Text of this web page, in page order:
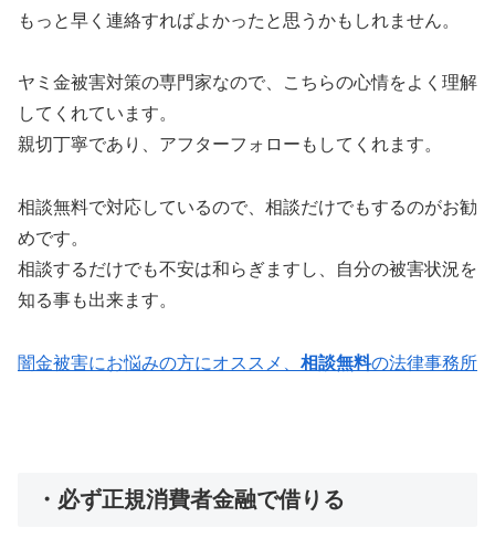
もっと早く連絡すればよかったと思うかもしれません。
ヤミ金被害対策の専門家なので、こちらの心情をよく理解
してくれています。
親切丁寧であり、アフターフォローもしてくれます。
相談無料で対応しているので、相談だけでもするのがお勧
めです。
相談するだけでも不安は和らぎますし、自分の被害状況を
知る事も出来ます。
闇金被害にお悩みの方にオススメ、 相談無料の法律事務所
・必ず正規消費者金融で借りる